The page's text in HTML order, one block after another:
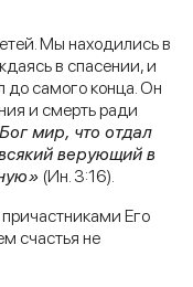
Мы находились в
в спасении, и
до самого конца. Он
и смерть ради
мир, что отдал
верующий в
(Ин. 3:16).
Его
счастья не